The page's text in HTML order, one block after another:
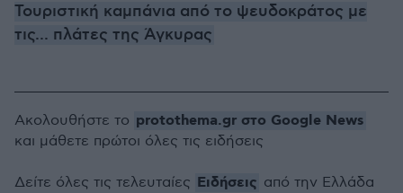
Τουριστική καμπάνια από το ψευδοκράτος με
τις... πλάτες της Άγκυρας
Ακολουθήστε το protothema.gr στο Google News
και μάθετε πρώτοι όλες τις ειδήσεις
Δείτε όλες τις τελευταίες Ειδήσεις από την Ελλάδα